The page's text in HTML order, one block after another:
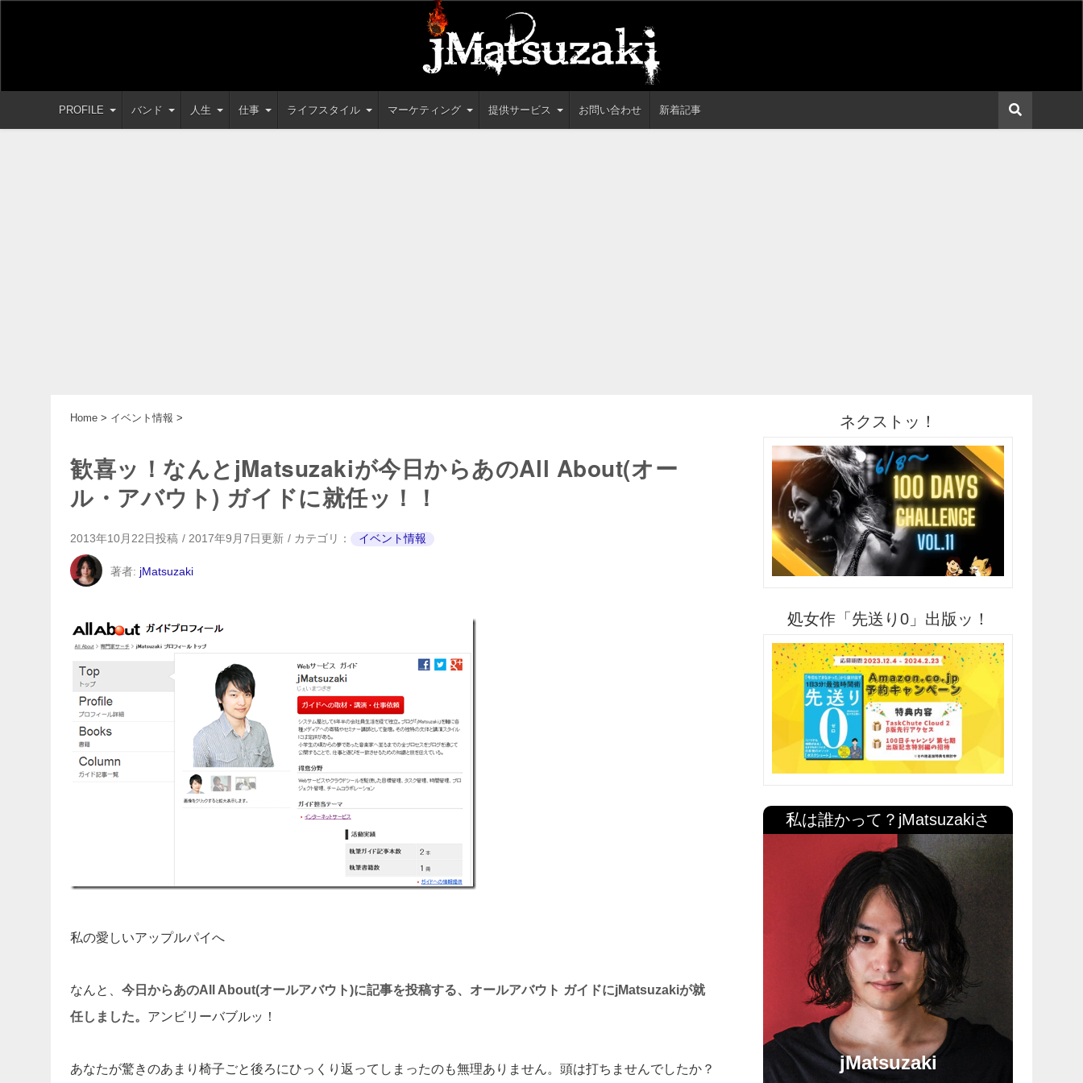
PROFILE バンド 人生 仕事 ライフスタイル マーケティング 提供サービス お問い合わせ 新着記事
Home > イベント情報 >
歓喜ッ！なんとjMatsuzakiが今日からあのAll About(オー
ル・アバウト) ガイドに就任ッ！！
2013年10月22日投稿 2017年9月7日更新 カテゴリ： イベント情報
著者: jMatsuzaki
私の愛しいアップルパイへ
なんと、 今日からあのAll About(オールアバウト)に記事を投稿する、 オールアバウト ガイドにjMatsuzakiが就
任しました。 アンビリーバブルッ！
あなたが驚きのあまり椅子ごと後ろにひっくり返ってしまったのも無理ありません。頭は打ちませんでしたか？
ネクストッ！
処女作「先送り0」出版ッ！
私は誰かって？jMatsuzakiさ
jMatsuzaki